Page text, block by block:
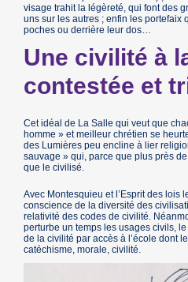
visage trahit la légèreté, qui font des
uns sur les autres ; enfin les portefaix
poches ou derrière leur dos…
Une civilité à
contestée et
Cet idéal de La Salle qui veut que
homme » et meilleur chrétien se
des Lumières peu encline à lier
sauvage » qui, parce que plus près
que le civilisé.
Avec Montesquieu et l’Esprit des lois
conscience de la diversité des
relativité des codes de civilité.
perturbe un temps les usages civils, le
de la civilité par accès à l’école dont
catéchisme, morale, civilité.